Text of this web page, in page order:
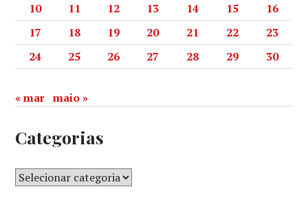
10
11 12 13 14 15
16
17
18 19 20 21 22
23
24
25 26 27 28 29 30
« mar maio »
Categorias